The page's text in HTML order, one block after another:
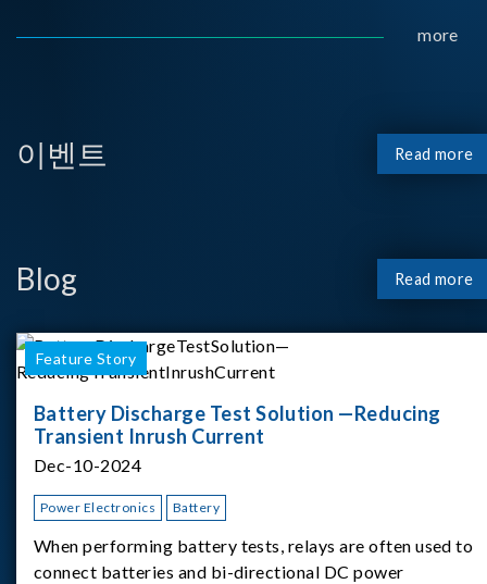
more
이벤트 Read more
Blog Read more
Feature Story
Battery Discharge Test Solution —Reducing
Transient Inrush Current
Dec-10-2024
Power Electronics Battery
When performing battery tests, relays are often used to
connect batteries and bi-directional DC power